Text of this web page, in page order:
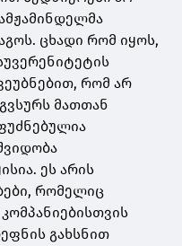
ცხადი რომ იყოს,
რომ არ
მათთან
ეს არის
რომელიც
გახსნით